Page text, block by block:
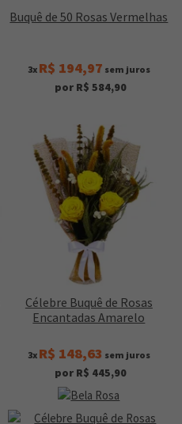
Buquê de 50 Rosas Vermelhas
3x R$ 194,97 sem juros
por R$ 584,90
Célebre Buquê de Rosas
Encantadas Amarelo
3x R$ 148,63 sem juros
por R$ 445,90